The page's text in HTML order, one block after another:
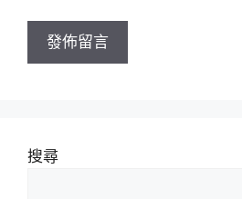
址
搜尋